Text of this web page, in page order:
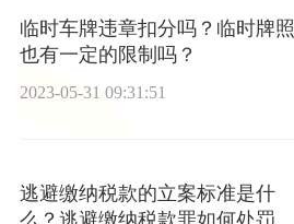
临时车牌违章扣分吗？临时牌照
也有一定的限制吗？
2023-05-31 09:31:51
逃避缴纳税款的立案标准是什
么？逃避缴纳税款罪如何处罚